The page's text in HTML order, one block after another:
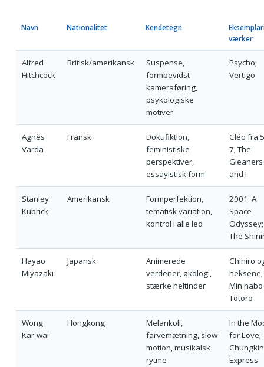
Navn Nationalitet Kendetegn
værker
Alfred
Hitchcock
Britisk/amerikansk
Suspense,
formbevidst
kameraføring,
psykologiske
motiver
Psycho;
Vertigo
Agnès
Varda
Fransk
Dokufiktion,
feministiske
perspektiver,
essayistisk form
Cléo fra
7; The
Gleaners
and I
Stanley
Kubrick
Amerikansk
Formperfektion,
tematisk variation,
kontrol i alle led
2001: A
Space
Odyssey;
The
Hayao
Miyazaki
Japansk
Animerede
verdener, økologi,
stærke heltinder
Chihiro
heksene;
Min nabo
Totoro
Wong
Kar-wai
Hongkong
Melankoli,
farvemætning, slow
motion, musikalsk
rytme
In the
for Love;
Express